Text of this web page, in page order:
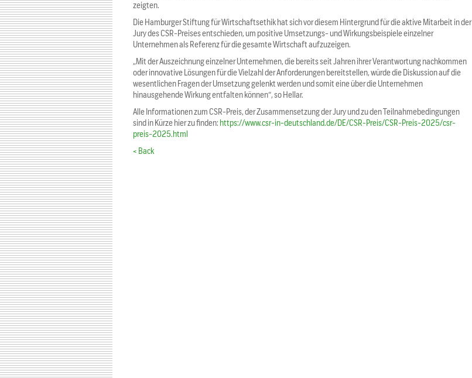
zeigten.
Die Hamburger Stiftung für Wirtschaftsethik hat sich vor diesem Hintergrund für die aktive Mitarbeit in der
Jury des CSR-Preises entschieden, um positive Umsetzungs- und Wirkungsbeispiele einzelner
Unternehmen als Referenz für die gesamte Wirtschaft aufzuzeigen.
„Mit der Auszeichnung einzelner Unternehmen, die bereits seit Jahren ihrer Verantwortung nachkommen
oder innovative Lösungen für die Vielzahl der Anforderungen bereitstellen, würde die Diskussion auf die
wesentlichen Fragen der Umsetzung gelenkt werden und somit eine über die Unternehmen
hinausgehende Wirkung entfalten können“, so Hellar.
Alle Informationen zum CSR-Preis, der Zusammensetzung der Jury und zu den Teilnahmebedingungen
sind in Kürze hier zu finden: https://www.csr-in-deutschland.de/DE/CSR-Preis/CSR-Preis-2025/csr-
preis-2025.html
< Back